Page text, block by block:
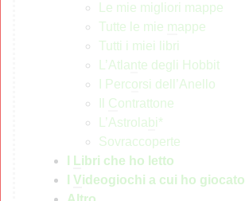
Le mie migliori mappe
Tutte le mie mappe
Tutti i miei libri
L’Atlante degli Hobbit
I Percorsi dell’Anello
Contrattone
L’Astrola bi*
Sovraccoperte
Libri che ho letto
Videogiochi a cui ho giocato